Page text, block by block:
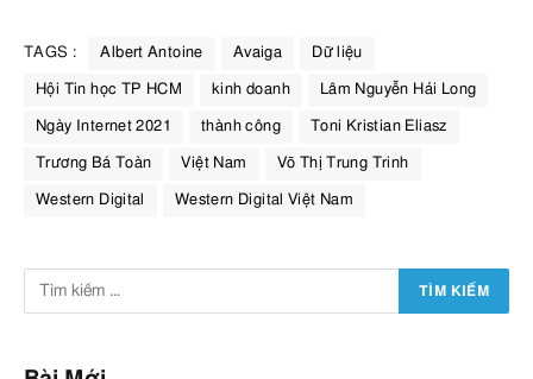
TAGS : Albert Antoine Avaiga Dữ liệu
Hội Tin học TP HCM kinh doanh Lâm Nguyễn Hải Long
Ngày Internet 2021 thành công Toni Kristian Eliasz
Trương Bá Toàn Việt Nam Võ Thị Trung Trinh
Western Digital Western Digital Việt Nam